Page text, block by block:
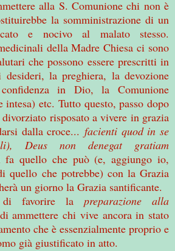
alla S. Comunione chi non è
la somministrazione di un
e nocivo al malato stesso.
della Madre Chiesa ci sono
che possono essere prescritti in
la preghiera, la devozione
in Dio,la Comunione
intesa) etc. Tutto questo, passo dopo
risposato a vivere in grazia
dalla croce... facienti quod in se
Deus non denegat gratiam
quello che può (e, aggiungo io,
quello che potrebbe) con la Grazia
un giorno la Grazia santificante.
favorire la
preparazione alla
ammettere chi vive ancora in stato
che è essenzialmente proprio e
già giustificato in atto.